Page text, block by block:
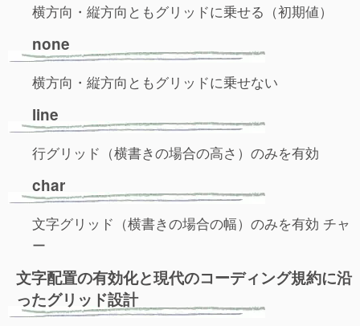
横方向・縦方向ともグリッドに乗せる（初期値）
none
横方向・縦方向ともグリッドに乗せない
line
行グリッド（横書きの場合の高さ）のみを有効
char
文字グリッド（横書きの場合の幅）のみを有効 チャ
ー
文字配置の有効化と現代のコーディング規約に沿
ったグリッド設計